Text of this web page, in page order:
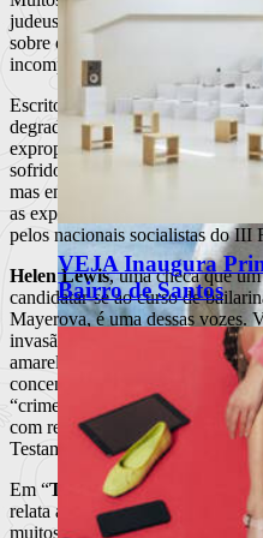
VEJA Inaugura
Bairro de Santos
judeus durante a Segunda
sobre o tema revela outros
incompreensivelmente, alguns
Escritores como Primo Levi e
degradação e humilhação que os
expropriação da condição de
sofridos nos “campos de
mas entretanto figuras
as experiências sobre o
pelos nacionais socialistas do III
Helen Lewis, uma checa que
candidatar-se ao curso de
Mayerova, é uma dessas vozes.
invasão Nazi e, quase sem
amarela cozida na manga do
concentração de Terezín, a cerca
“crime”: ser judia. O seu
com reuniões de embarque
Testamento. A sua “pena”: a
Em “Tempo para Falar
”
relata a sua experiência
muitos livros sobre este –